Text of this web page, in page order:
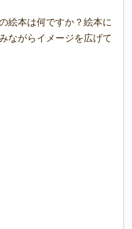
絵本は何ですか？絵本に
ながらイメージを広げて